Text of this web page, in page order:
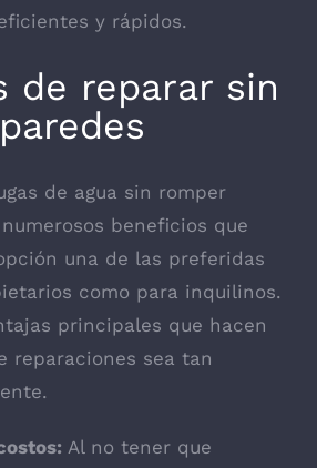
y rápidos.
de reparar sin
de agua sin romper
beneficios que
una de las preferidas
como para inquilinos.
principales que hacen
reparaciones sea tan
Al no tener que